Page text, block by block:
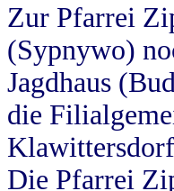
Zur Pfarrei
(Sypnywo)
Jagdhaus
die
Die Pfarrei